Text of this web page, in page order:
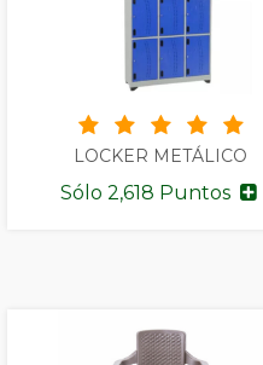
LOCKER METÁLICO
Sólo 2,618 Puntos